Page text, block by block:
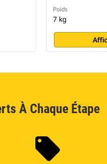
Poids
7 kg
À Chaque Étape